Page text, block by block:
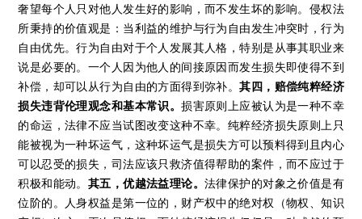
奢望每个人只对他人发生好的影响，而不发生坏的影响。侵权法
所秉持的价值观是：当利益的维护与行为自由发生冲突时，行为
自由优先。行为自由对于个人发展其人格，特别是从事其职业来
说是必要的。一个人因为他人的间接原因而发生损失即使得不到
补偿，却可以从行为自由的方面得到弥补。其四，赔偿纯粹经济
损失违背伦理观念和基本常识。损害原则上应被认为是一种不幸
的命运，法律不应当试图改变这种不幸。纯粹经济损失原则上只
能被视为一种坏运气，这种坏运气是损失方可以预料得到且内心
可以忍受的损失，司法应该只救济值得帮助的案件，而不应过于
积极和能动。 其五，优越法益理论。法律保护的对象之价值是有
位阶的。人身权益是第一位的，财产权中的绝对权（物权、知识